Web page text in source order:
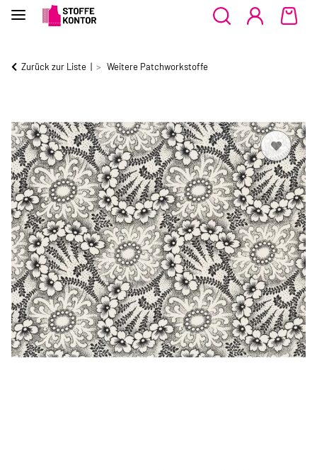
Zurück zur Liste Weitere Patchworkstoffe